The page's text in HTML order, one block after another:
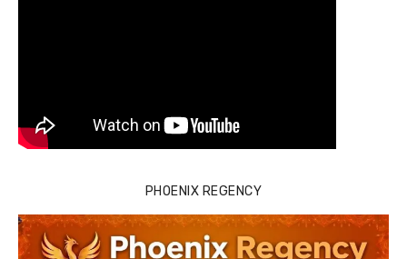
PHOENIX REGENCY